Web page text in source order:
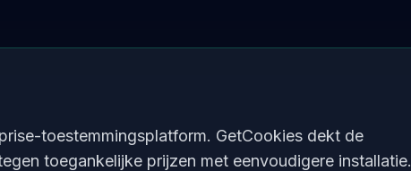
toestemmingsplatform. GetCookies dekt de
toegankelijke prijzen met eenvoudigere installatie.